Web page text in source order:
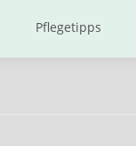
Pflegetipps